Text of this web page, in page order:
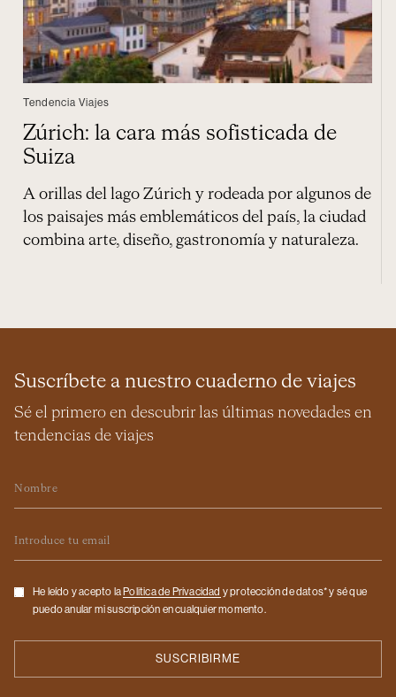
Tendencia Viajes
Zúrich: la cara más sofisticada de
Suiza
A orillas del lago Zúrich y rodeada por algunos de
los paisajes más emblemáticos del país, la ciudad
combina arte, diseño, gastronomía y naturaleza.
Suscríbete a nuestro cuaderno de viajes
Sé el primero en descubrir las últimas novedades en
tendencias de viajes
Checkbox
He leído y acepto la Politica de Privacidad y protección de datos* y sé que
puedo anular mi suscripción en cualquier momento.